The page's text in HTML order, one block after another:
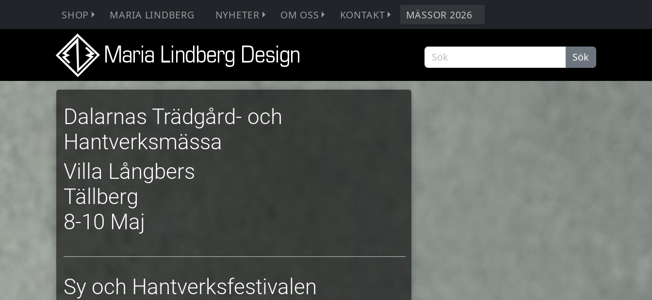
SHOP MARIA LINDBERG NYHETER OM OSS KONTAKT MÄSSOR 2026
Sök
Dalarnas Trädgård- och
Hantverksmässa
Villa Långbers
Tällberg
8-10 Maj
Sy och Hantverksfestivalen